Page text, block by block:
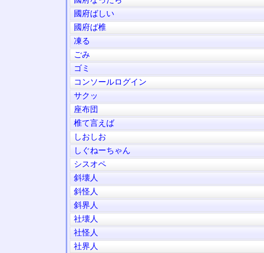
國府ばしい
國府ば椎
凍る
ごみ
ゴミ
コンソールログイン
サクッ
座布団
椎て言えば
しおしお
しぐねーちゃん
シスオペ
斜壊人
斜怪人
斜界人
社壊人
社怪人
社界人